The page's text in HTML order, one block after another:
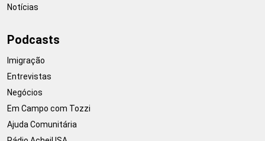
Notícias
Podcasts
Imigração
Entrevistas
Negócios
Em Campo com Tozzi
Ajuda Comunitária